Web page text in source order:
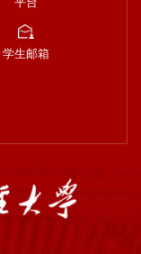
学生邮箱